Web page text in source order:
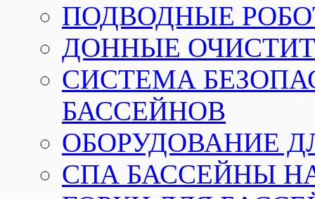
ПОДВОДНЫЕ
ДОННЫЕ
СИСТЕМА
БАССЕЙНОВ
ОБОРУДОВАНИЕ
СПА БАССЕЙНЫ